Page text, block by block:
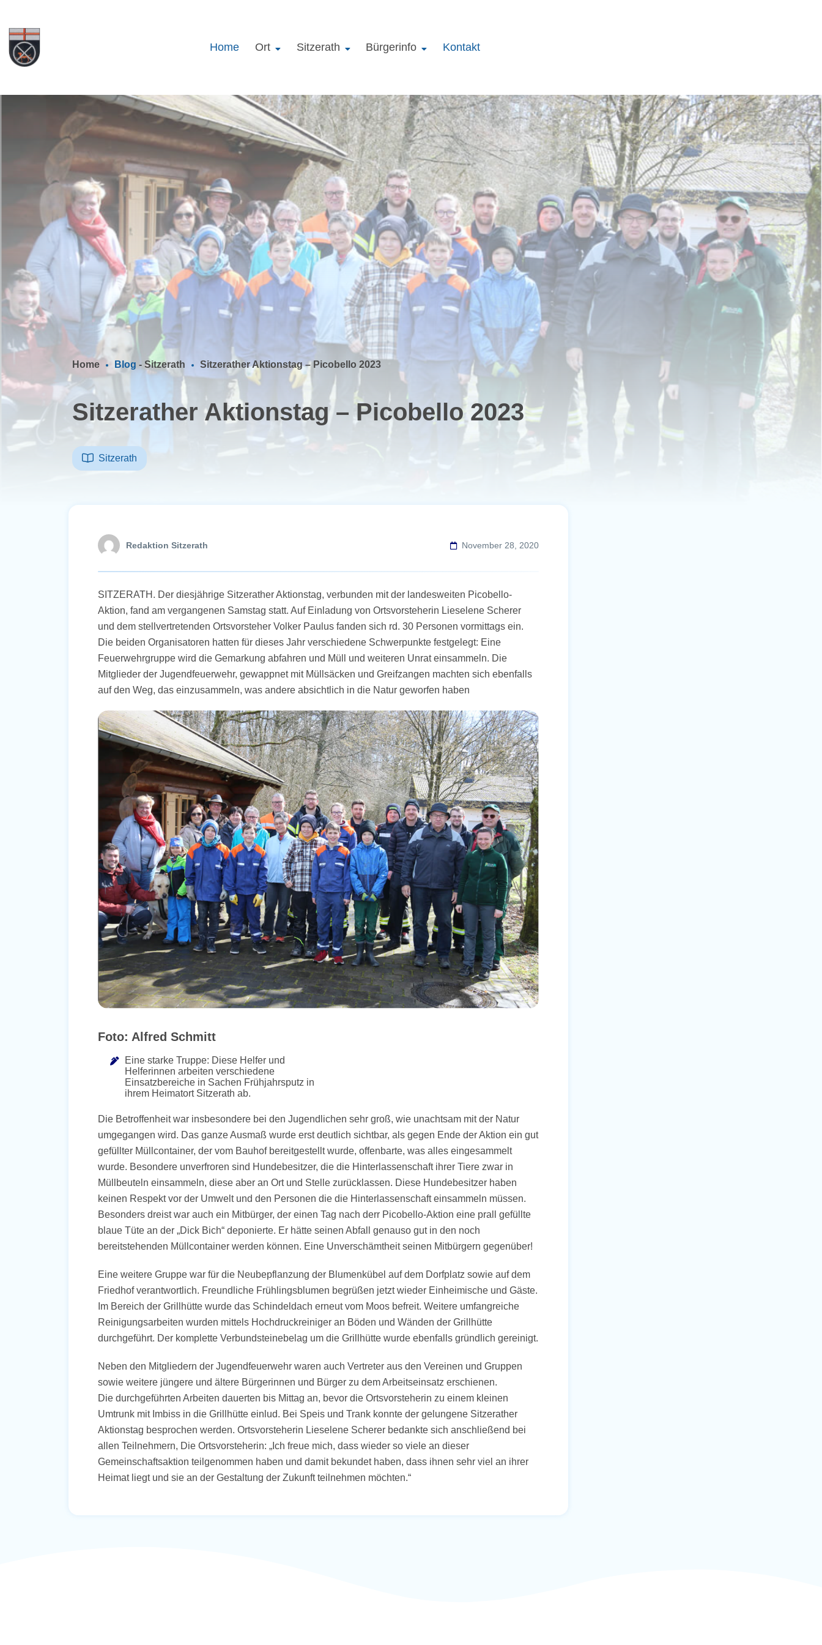
Home Ort Sitzerath Bürgerinfo Kontakt
Home Blog - Sitzerath Sitzerather Aktionstag – Picobello 2023
Sitzerather Aktionstag – Picobello 2023
Sitzerath
Redaktion Sitzerath November 28, 2020
SITZERATH. Der diesjährige Sitzerather Aktionstag, verbunden mit der landesweiten Picobello-
Aktion, fand am vergangenen Samstag statt. Auf Einladung von Ortsvorsteherin Lieselene Scherer
und dem stellvertretenden Ortsvorsteher Volker Paulus fanden sich rd. 30 Personen vormittags ein.
Die beiden Organisatoren hatten für dieses Jahr verschiedene Schwerpunkte festgelegt: Eine
Feuerwehrgruppe wird die Gemarkung abfahren und Müll und weiteren Unrat einsammeln. Die
Mitglieder der Jugendfeuerwehr, gewappnet mit Müllsäcken und Greifzangen machten sich ebenfalls
auf den Weg, das einzusammeln, was andere absichtlich in die Natur geworfen haben
Foto: Alfred Schmitt
Eine starke Truppe: Diese Helfer und
Helferinnen arbeiten verschiedene
Einsatzbereiche in Sachen Frühjahrsputz in
ihrem Heimatort Sitzerath ab.
Die Betroffenheit war insbesondere bei den Jugendlichen sehr groß, wie unachtsam mit der Natur
umgegangen wird. Das ganze Ausmaß wurde erst deutlich sichtbar, als gegen Ende der Aktion ein gut
gefüllter Müllcontainer, der vom Bauhof bereitgestellt wurde, offenbarte, was alles eingesammelt
wurde. Besondere unverfroren sind Hundebesitzer, die die Hinterlassenschaft ihrer Tiere zwar in
Müllbeuteln einsammeln, diese aber an Ort und Stelle zurücklassen. Diese Hundebesitzer haben
keinen Respekt vor der Umwelt und den Personen die die Hinterlassenschaft einsammeln müssen.
Besonders dreist war auch ein Mitbürger, der einen Tag nach derr Picobello-Aktion eine prall gefüllte
blaue Tüte an der „Dick Bich“ deponierte. Er hätte seinen Abfall genauso gut in den noch
bereitstehenden Müllcontainer werden können. Eine Unverschämtheit seinen Mitbürgern gegenüber!
Eine weitere Gruppe war für die Neubepflanzung der Blumenkübel auf dem Dorfplatz sowie auf dem
Friedhof verantwortlich. Freundliche Frühlingsblumen begrüßen jetzt wieder Einheimische und Gäste.
Im Bereich der Grillhütte wurde das Schindeldach erneut vom Moos befreit. Weitere umfangreiche
Reinigungsarbeiten wurden mittels Hochdruckreiniger an Böden und Wänden der Grillhütte
durchgeführt. Der komplette Verbundsteinebelag um die Grillhütte wurde ebenfalls gründlich gereinigt.
Neben den Mitgliedern der Jugendfeuerwehr waren auch Vertreter aus den Vereinen und Gruppen
sowie weitere jüngere und ältere Bürgerinnen und Bürger zu dem Arbeitseinsatz erschienen.
Die durchgeführten Arbeiten dauerten bis Mittag an, bevor die Ortsvorsteherin zu einem kleinen
Umtrunk mit Imbiss in die Grillhütte einlud. Bei Speis und Trank konnte der gelungene Sitzerather
Aktionstag besprochen werden. Ortsvorsteherin Lieselene Scherer bedankte sich anschließend bei
allen Teilnehmern, Die Ortsvorsteherin: „Ich freue mich, dass wieder so viele an dieser
Gemeinschaftsaktion teilgenommen haben und damit bekundet haben, dass ihnen sehr viel an ihrer
Heimat liegt und sie an der Gestaltung der Zukunft teilnehmen möchten.“